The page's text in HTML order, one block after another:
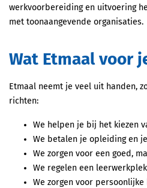
werkvoorbereiding en uitvoering
met toonaangevende organisaties.
Wat Etmaal voor
Etmaal neemt je veel uit handen,
richten:
We helpen je bij het kiezen
We betalen je opleiding en
We zorgen voor een goed,
We regelen een
We zorgen voor